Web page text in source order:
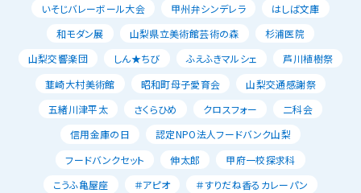
いそじバレーボール大会
甲州弁シンデレラ
はしば文庫
和モダン展
山梨県立美術館芸術の森
杉浦医院
山梨交響楽団
しん★ちび ふえふきマルシェ
芦川植樹祭
韮崎大村美術館
昭和町母子愛育会
山梨交通感謝祭
五緒川津平太
さくらひめ クロスフォー
二科会
信用金庫の日
認定NPO法人フードバンク山梨
フードバンクセット
伸太郎
甲府一校探求科
こうふ亀屋座
＃アピオ
＃すりだね香るカレーパン